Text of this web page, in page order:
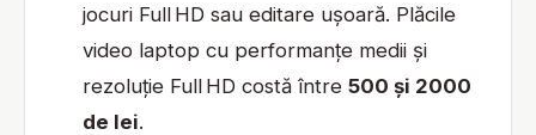
jocuri Full HD sau editare ușoară. Plăcile
video laptop cu performanțe medii și
rezoluție Full HD costă între 500 și 2000
de lei.